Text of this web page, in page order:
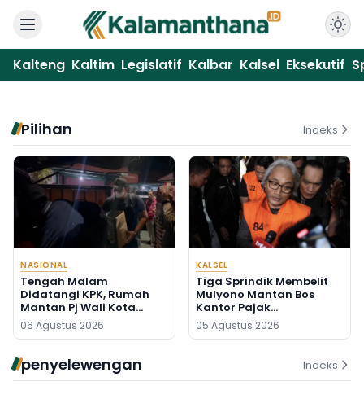
Kalteng Kaltim Legislatif Kalbar Kalsel Eksekutif
Pilihan Indeks
NASIONAL
Tengah Malam
Didatangi KPK, Rumah
Mantan Pj Wali Kota
Digeledah, Empat Koper
Dibawa
06 Agustus 2026
KALSEL
Tiga Sprindik Membelit
Mulyono Mantan Bos
Kantor Pajak
Banjarmasin
05 Agustus 2026
penyelewengan Indeks